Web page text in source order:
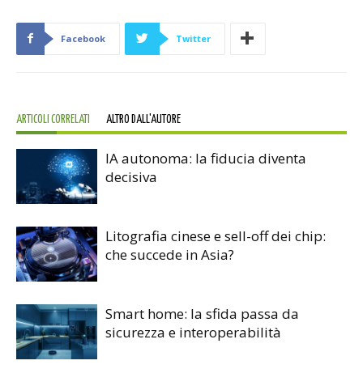
Facebook Twitter
ARTICOLI CORRELATI ALTRO DALL'AUTORE
IA autonoma: la fiducia diventa
decisiva
Litografia cinese e sell-off dei chip:
che succede in Asia?
Smart home: la sfida passa da
sicurezza e interoperabilità